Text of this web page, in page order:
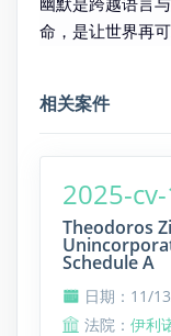
幽默是跨越语言
命，是让世界再可
相关案件
2025-
Theodoros
Schedule A
日期：11/
法院： 伊利